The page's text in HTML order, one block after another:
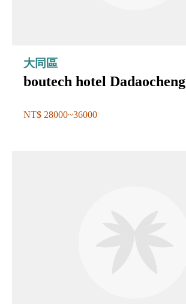
大同區
boutech hotel Dadaocheng
NT$ 28000~36000